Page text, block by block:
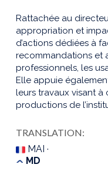
Rattachée au
appropriation et
d’actions dédiées à
recommandations et
professionnels, les
Elle appuie
leurs travaux visant à
productions de
TRANSLATION:
MAI ·
MD